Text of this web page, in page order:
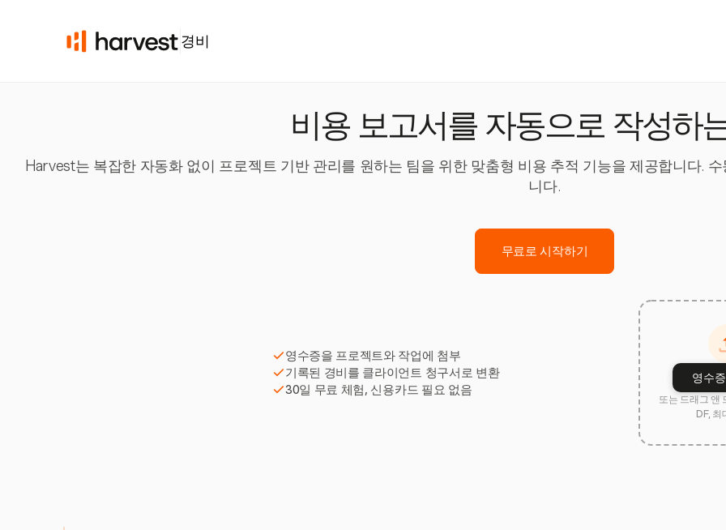
경비
비용 보고서를 자동으로 작성하
Harvest는 복잡한 자동화 없이 프로젝트 기반 관리를 원하는 팀을 위한 맞춤형 비용 추적 기능을 제공합니다.
니다.
무료로 시작하기
영수증을 프로젝트와 작업에 첨부
기록된 경비를 클라이언트 청구서로 변환
30일 무료 체험, 신용카드 필요 없음
영수
또는 드래그 앤
DF, 최